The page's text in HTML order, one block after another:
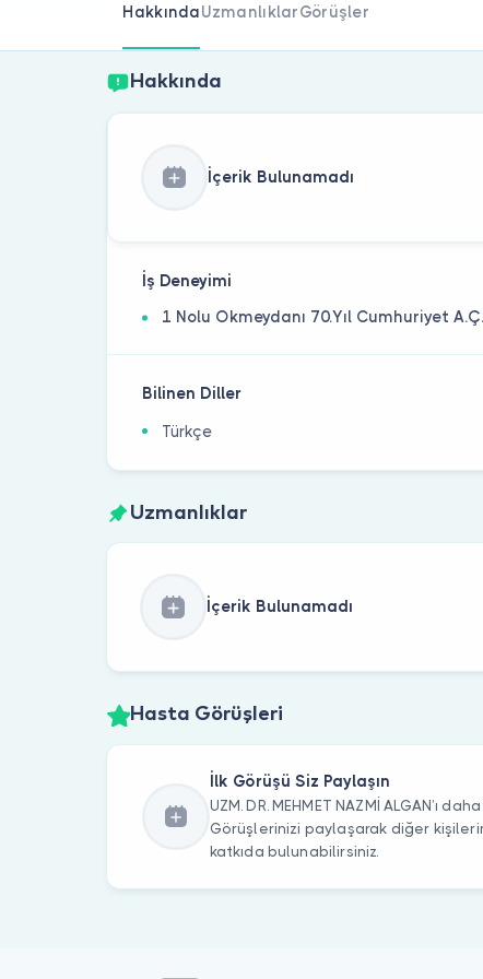
HakkındaUzmanlıklarGörüşler
Hakkında
İçerik Bulunamadı
İş Deneyimi
1 Nolu Okmeydanı 70.Yıl Cumhuriyet
Bilinen Diller
Türkçe
Uzmanlıklar
İçerik Bulunamadı
Hasta Görüşleri
İlk Görüşü Siz Paylaşın
UZM. DR. MEHMET NAZMİ ALGAN’ı
Görüşlerinizi paylaşarak diğer
katkıda bulunabilirsiniz.